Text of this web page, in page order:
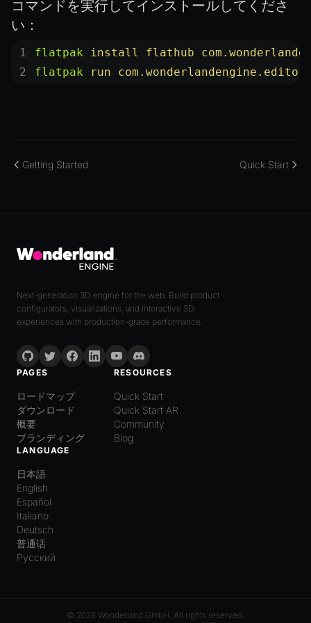
コマンドを実行してインストールしてくださ
い：
flatpak install flathub
flatpak run com.wonderlandengine.editor
Getting Started Quick Start
BitSet
DefaultPropertyCloner
Emitter
math
Next-generation 3D engine for the web. Build product
configurators, visualizations, and interactive 3D
experiences with production-grade performance.
PAGES
ロードマップ
ダウンロード
概要
ブランディング
RESOURCES
Quick Start
Quick Start AR
Community
Blog
LANGUAGE
日本語
English
Español
Italiano
Deutsch
普通话
Русский
© 2026 Wonderland GmbH. All rights reserved.